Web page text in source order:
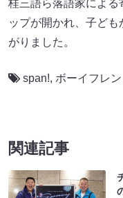
桂三語ら落語家による
ップが開かれ、子ど
がりました。
span!, ボーイフレン
関連記事